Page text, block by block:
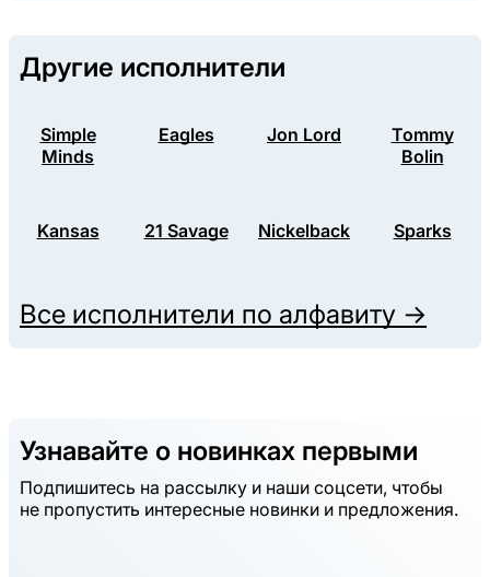
Другие исполнители
Simple
Minds
Eagles Jon Lord
Tommy
Bolin
Kansas 21 Savage Nickelback Sparks
Все исполнители по алфавиту →
Узнавайте о новинках первыми
Подпишитесь на рассылку и наши соцсети, чтобы
не пропустить интересные новинки и предложения.